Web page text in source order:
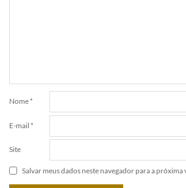
Nome *
E-mail *
Site
Salvar meus dados neste navegador para a próxima